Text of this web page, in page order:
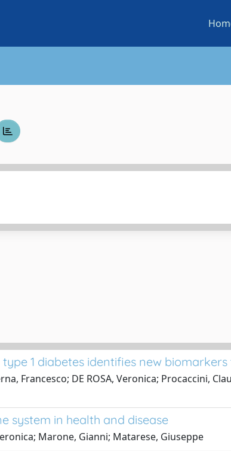
1 diabetes identifies new
Francesco; DE ROSA, Veronica; Procaccini,
system in health and disease
Marone, Gianni; Matarese, Giuseppe